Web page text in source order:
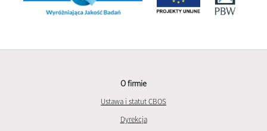
O firmie
Ustawa i statut CBOS
Dyrekcja